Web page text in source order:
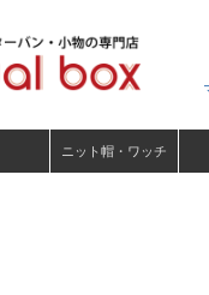
ニット帽・ワッチ